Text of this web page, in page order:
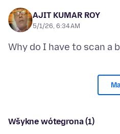
AJIT KUMAR ROY
5/1/26, 6:34 AM
Wšykne wótegrona (1)